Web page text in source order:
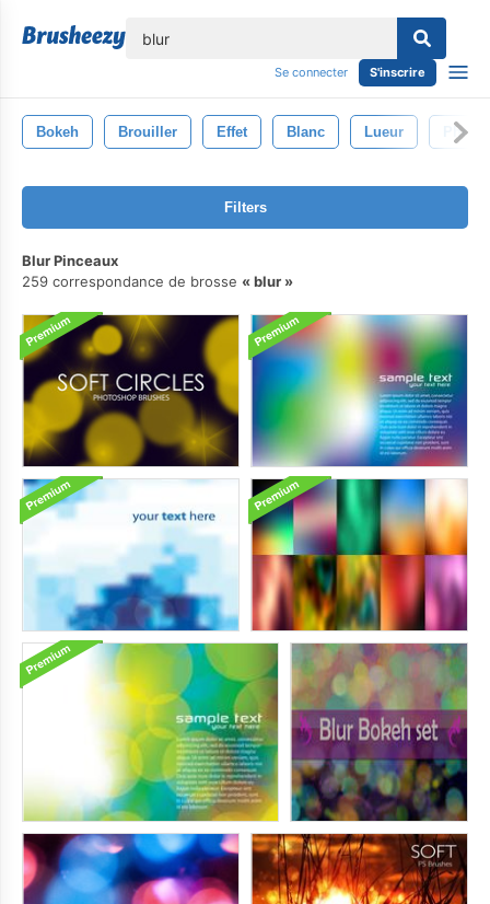
Se connecter S'inscrire
Bokeh Brouiller Effet Blanc Lueur
Filters
Blur Pinceaux
259 correspondance de brosse
blur